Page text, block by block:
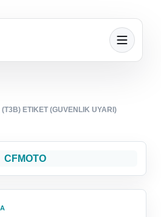
ETIKET (GUVENLIK UYARI)
CFMOTO